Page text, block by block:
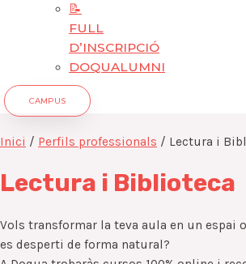
📝
FULL
D’INSCRIPCIÓ
DOQUALUMNI
CAMPUS
Inici / Perfils professionals / Lectura i
Lectura i Biblioteca
Vols transformar la teva aula en un espai
es desperti de forma natural?